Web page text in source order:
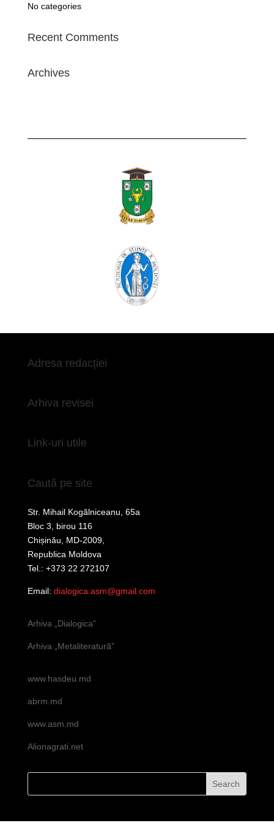
No categories
Recent Comments
Archives
Adresa redacției
Arhiva revisei
Link-uri utile
Caută pe site
Str. Mihail Kogălniceanu, 65a
Bloc 3, birou 116
Chișinău, MD-2009,
Republica Moldova
Tel.: +373 22 272107
Email: dialogica.asm@gmail.com
Arhiva „Dialogica”
Arhiva „Metaliteratură”
www.hasdeu.md
abrm.md
www.asm.md
Alionagrati.net